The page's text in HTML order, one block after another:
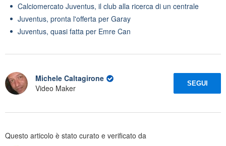
Calciomercato Juventus, il club alla ricerca di un centrale
Juventus, pronta l'offerta per Garay
Juventus, quasi fatta per Emre Can
Michele Caltagirone
Video Maker
SEGUI
Questo articolo è stato curato e verificato da